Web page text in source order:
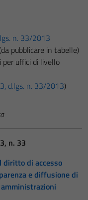
n. 33/2013
pubblicare in tabelle)
per uffici di livello
d.lgs. n. 33/2013)
n. 33
diritto di accesso
e diffusione di